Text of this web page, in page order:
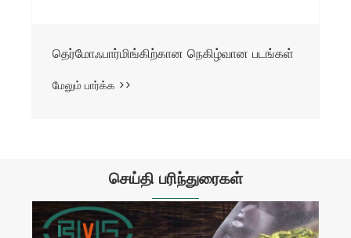
தெர்மோஃபார்மிங்கிற்கான நெகிழ்வான படங்கள்
மேலும் பார்க்க >>
செய்தி பரிந்துரைகள்